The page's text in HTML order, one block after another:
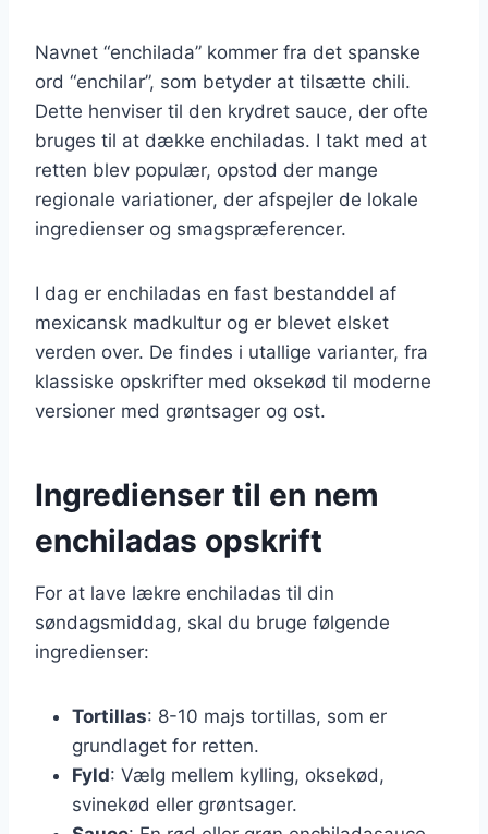
Navnet “enchilada” kommer fra det spanske
ord “enchilar”, som betyder at tilsætte chili.
Dette henviser til den krydret sauce, der ofte
bruges til at dække enchiladas. I takt med at
retten blev populær, opstod der mange
regionale variationer, der afspejler de lokale
ingredienser og smagspræferencer.
I dag er enchiladas en fast bestanddel af
mexicansk madkultur og er blevet elsket
verden over. De findes i utallige varianter, fra
klassiske opskrifter med oksekød til moderne
versioner med grøntsager og ost.
Ingredienser til en nem
enchiladas opskrift
For at lave lækre enchiladas til din
søndagsmiddag, skal du bruge følgende
ingredienser:
Tortillas: 8-10 majs tortillas, som er
grundlaget for retten.
Fyld: Vælg mellem kylling, oksekød,
svinekød eller grøntsager.